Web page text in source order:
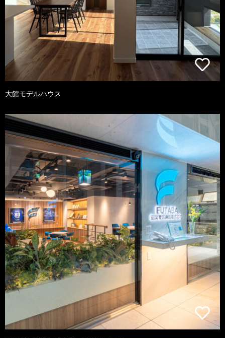
大館モデルハウス